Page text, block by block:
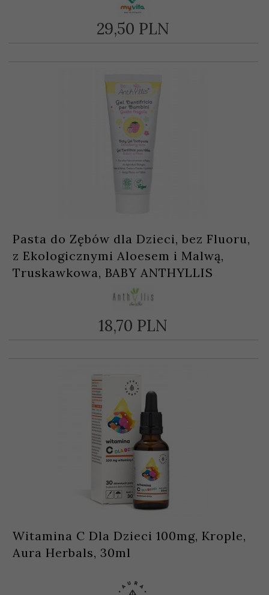
29,50 PLN
Pasta do Zębów dla Dzieci, bez Fluoru,
z Ekologicznymi Aloesem i Malwą,
Truskawkowa, BABY ANTHYLLIS
18,70 PLN
Witamina C Dla Dzieci 100mg, Krople,
Aura Herbals, 30ml